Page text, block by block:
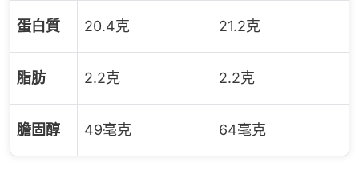
蛋白質 20.4克 21.2克
脂肪 2.2克 2.2克
膽固醇 49毫克 64毫克